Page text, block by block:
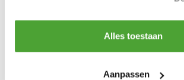
Alles toestaan
Aanpassen
Do you have a question about this
Our employee is happy to help you find the